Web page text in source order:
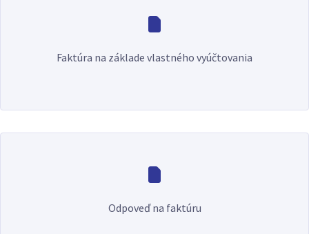
Faktúra na základe vlastného vyúčtovania
Odpoveď na faktúru